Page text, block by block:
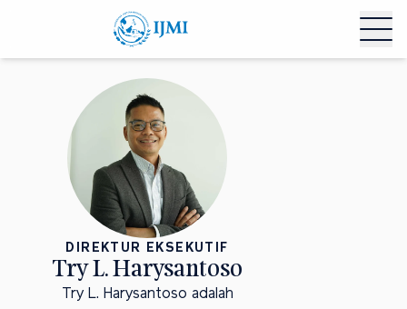
DIREKTUR EKSEKUTIF
Try L. Harysantoso
Try L. Harysantoso adalah